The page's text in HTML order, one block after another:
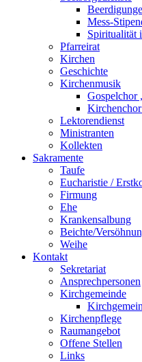
Mess-
Spiritualität
Pfarreirat
Kirchen
Geschichte
Kirchenmusik
Gospelchor
Lektorendienst
Ministranten
Kollekten
Sakramente
Taufe
Eucharistie /
Firmung
Ehe
Krankensalbung
Beichte/
Weihe
Kontakt
Sekretariat
Ansprechpersonen
Kirchgemeinde
Kirchenpflege
Raumangebot
Offene Stellen
Links